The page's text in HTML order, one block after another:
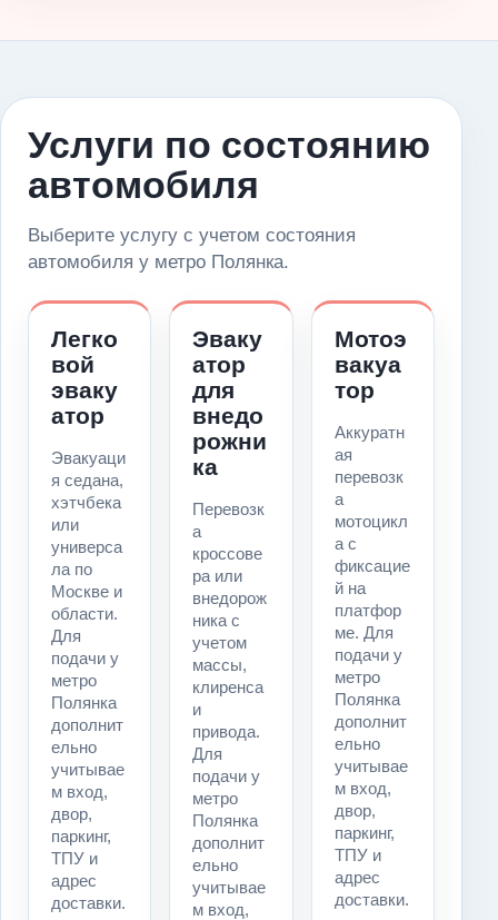
Услуги по состоянию
автомобиля
Выберите услугу с учетом состояния
автомобиля у метро Полянка.
Легко
вой
эваку
атор
Эвакуаци
я седана,
хэтчбека
или
универса
ла по
Москве и
области.
Для
подачи у
метро
Полянка
дополнит
ельно
учитывае
м вход,
двор,
паркинг,
ТПУ и
адрес
доставки.
Эваку
атор
для
внедо
рожни
ка
Перевозк
а
кроссове
ра или
внедорож
ника с
учетом
массы,
клиренса
и
привода.
Для
подачи у
метро
Полянка
дополнит
ельно
учитывае
м вход,
Мотоэ
вакуа
тор
Аккуратн
ая
перевозк
а
мотоцикл
а с
фиксацие
й на
платфор
ме. Для
подачи у
метро
Полянка
дополнит
ельно
учитывае
м вход,
двор,
паркинг,
ТПУ и
адрес
доставки.